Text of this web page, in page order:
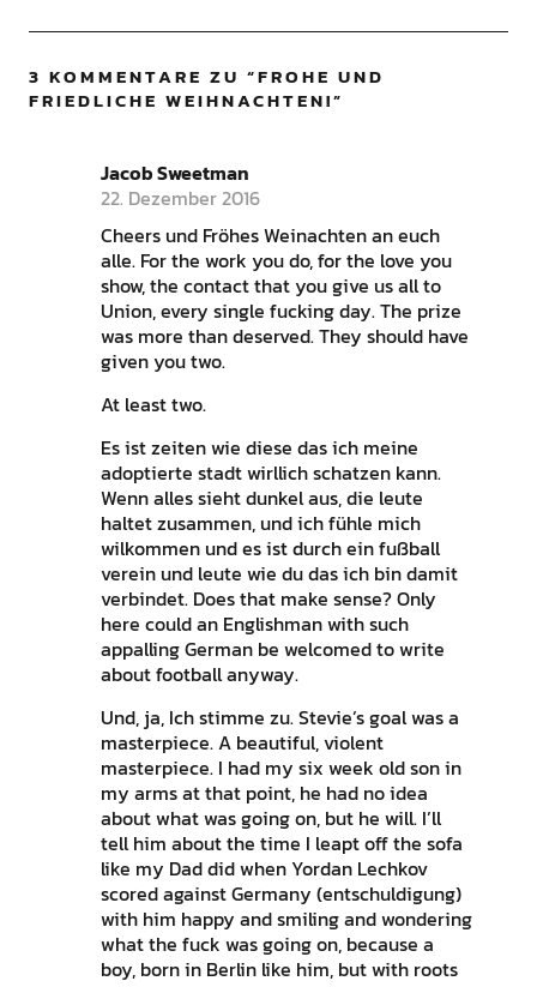
3 KOMMENTARE ZU “FROHE UND
FRIEDLICHE WEIHNACHTEN!”
Jacob Sweetman
22. Dezember 2016
Cheers und Fröhes Weinachten an euch
alle. For the work you do, for the love you
show, the contact that you give us all to
Union, every single fucking day. The prize
was more than deserved. They should have
given you two.
At least two.
Es ist zeiten wie diese das ich meine
adoptierte stadt wirllich schatzen kann.
Wenn alles sieht dunkel aus, die leute
haltet zusammen, und ich fühle mich
wilkommen und es ist durch ein fußball
verein und leute wie du das ich bin damit
verbindet. Does that make sense? Only
here could an Englishman with such
appalling German be welcomed to write
about football anyway.
Und, ja, Ich stimme zu. Stevie’s goal was a
masterpiece. A beautiful, violent
masterpiece. I had my six week old son in
my arms at that point, he had no idea
about what was going on, but he will. I’ll
tell him about the time I leapt off the sofa
like my Dad did when Yordan Lechkov
scored against Germany (entschuldigung)
with him happy and smiling and wondering
what the fuck was going on, because a
boy, born in Berlin like him, but with roots